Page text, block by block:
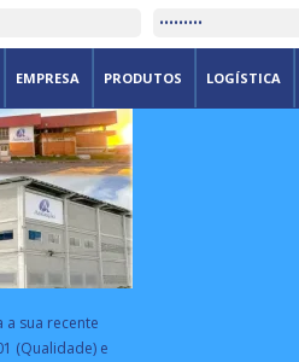
EMPRESA PRODUTOS LOGÍSTICA
É
sua recente
(Qualidade) e